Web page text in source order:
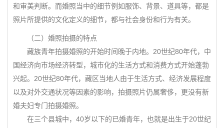
和审美判断。而婚照当中的细节例如服饰、背景、道具等，都是
照片所提供的文化定义的细节，都与社会身份和行为有关。
（二）婚照拍摄的特点
藏族青年拍摄婚照的开始时间晚于内地。20世纪80年代，中
国经济向市场经济转型，城市化的生活方式和消费方式开始蓬勃
兴起。20世纪80年代，藏区当地人由于生活方式、经济发展程度
以及对外交通状况等因素的影响，拍摄照片仍属奢侈，更没有新
婚夫妇专门拍摄婚照。
在三个县城中，40岁以下的已婚青年，也就是出生于20世纪